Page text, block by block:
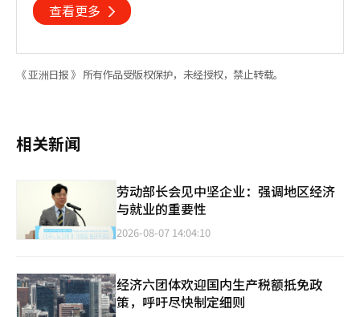
查看更多
《 亚洲日报 》 所有作品受版权保护，未经授权，禁止转载。
相关新闻
劳动部长会见中坚企业：强调地区经济
与就业的重要性
2026-08-07 14:04:10
经济六团体欢迎国内生产税额抵免政
策，呼吁尽快制定细则